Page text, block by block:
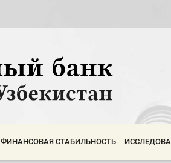
ФИНАНСОВАЯ СТАБИЛЬНОСТЬ